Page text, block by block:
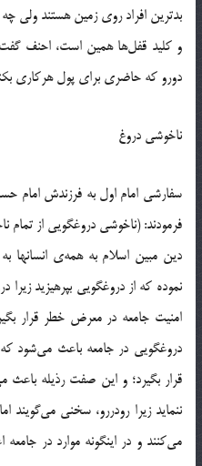
بدترین افراد روی زمین هستند ولی
و کلید قفل‌ها همین است، احنف
دورو که حاضری برای پول هرکاری
ناخوشی دروغ
سفارشی امام اول به فرزندش
فرمودند: (ناخوشی دروغگویی از تمام
دین مبین اسلام به همه‌ی
نموده که از دروغگویی بپرهیزید
امنیت جامعه در معرض خطر قرار
دروغگویی در جامعه باعث می‌شود
قرار بگیرد؛ و این صفت رذیله
ننماید زیرا رودررو، سخنی
می‌کنند و در اینگونه موارد در